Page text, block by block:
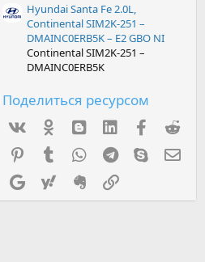
Hyundai Santa Fe 2.0L,
Continental SIM2K-251 –
DMAINC0ERB5K – E2 GBO NI
Continental SIM2K-251 –
DMAINC0ERB5K
Поделиться ресурсом
Ok mes_blogger
Linked InFacebook
PinterestTumblr WhatsAppTelegram
Skype
Google Yahoo Evernote